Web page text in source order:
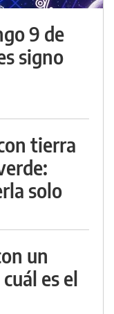
9 de
signo
tierra
solo
un
es el